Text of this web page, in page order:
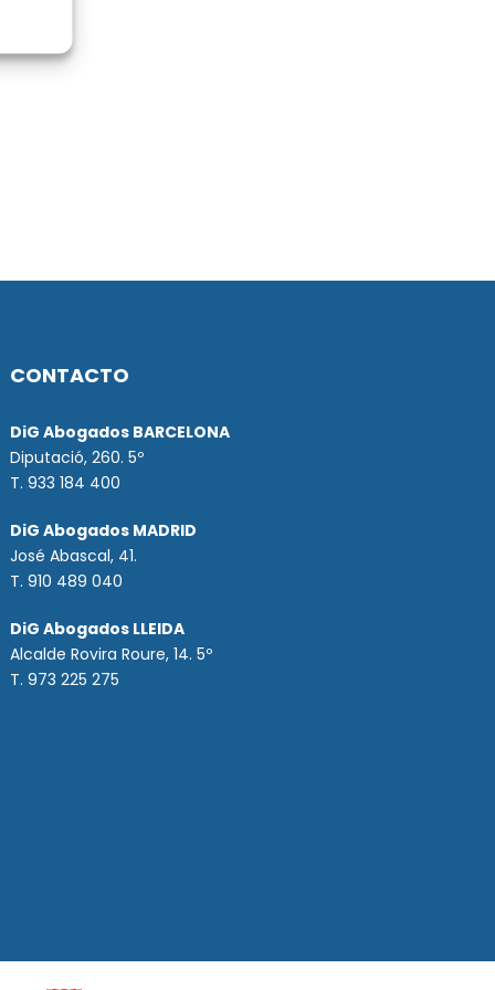
CONTACTO
DiG Abogados BARCELONA
Diputació, 260. 5º
T. 933 184 400
DiG Abogados MADRID
José Abascal, 41.
T.910 489 040
DiG Abogados LLEIDA
Alcalde Rovira Roure, 14. 5º
T. 973 225 275